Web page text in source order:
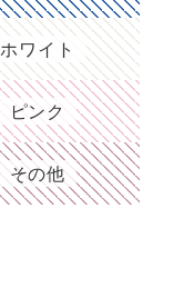
ホワイト
ピンク
その他